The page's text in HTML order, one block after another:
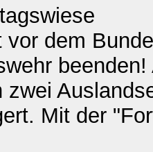
vor dem
zwei
Mit der